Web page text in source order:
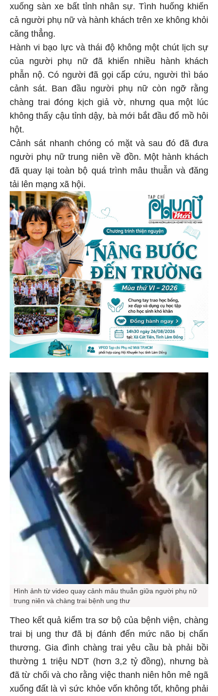
xuống sàn xe bất tỉnh nhân sự. Tình huống khiến
cả người phụ nữ và hành khách trên xe không khỏi
căng thẳng.
Hành vi bạo lực và thái độ không một chút lịch sự
của người phụ nữ đã khiến nhiều hành khách
phẫn nộ. Có người đã gọi cấp cứu, người thì báo
cảnh sát. Ban đầu người phụ nữ còn ngỡ rằng
chàng trai đóng kịch giả vờ, nhưng qua một lúc
không thấy cậu tỉnh dậy, bà mới bắt đầu đổ mồ hôi
hột.
Cảnh sát nhanh chóng có mặt và sau đó đã đưa
người phụ nữ trung niên về đồn. Một hành khách
đã quay lại toàn bộ quá trình mâu thuẫn và đăng
tải lên mạng xã hội.
Hình ảnh từ video quay cảnh mâu thuẫn giữa người phụ nữ
trung niên và chàng trai bệnh ung thư
Theo kết quả kiểm tra sơ bộ của bệnh viện, chàng
trai bị ung thư đã bị đánh đến mức não bị chấn
thương. Gia đình chàng trai yêu cầu bà phải bồi
thường 1 triệu NDT (hơn 3,2 tỷ đồng), nhưng bà
đã từ chối và cho rằng việc thanh niên hôn mê ngã
xuống đất là vì sức khỏe vốn không tốt, không phải